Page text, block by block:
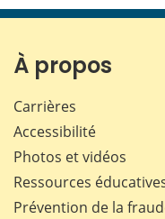
À propos
Carrières
Accessibilité
Photos et vidéos
Ressources
Prévention de la